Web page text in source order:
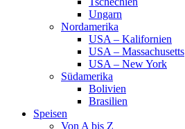
Ungarn
Nordamerika
USA – Kalifornien
USA – Massachusetts
USA – New York
Südamerika
Bolivien
Brasilien
Speisen
Von A bis Z